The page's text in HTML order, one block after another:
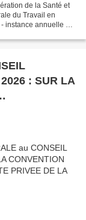
de la Santé et
du Travail en
instance annuelle et
: SUR LA